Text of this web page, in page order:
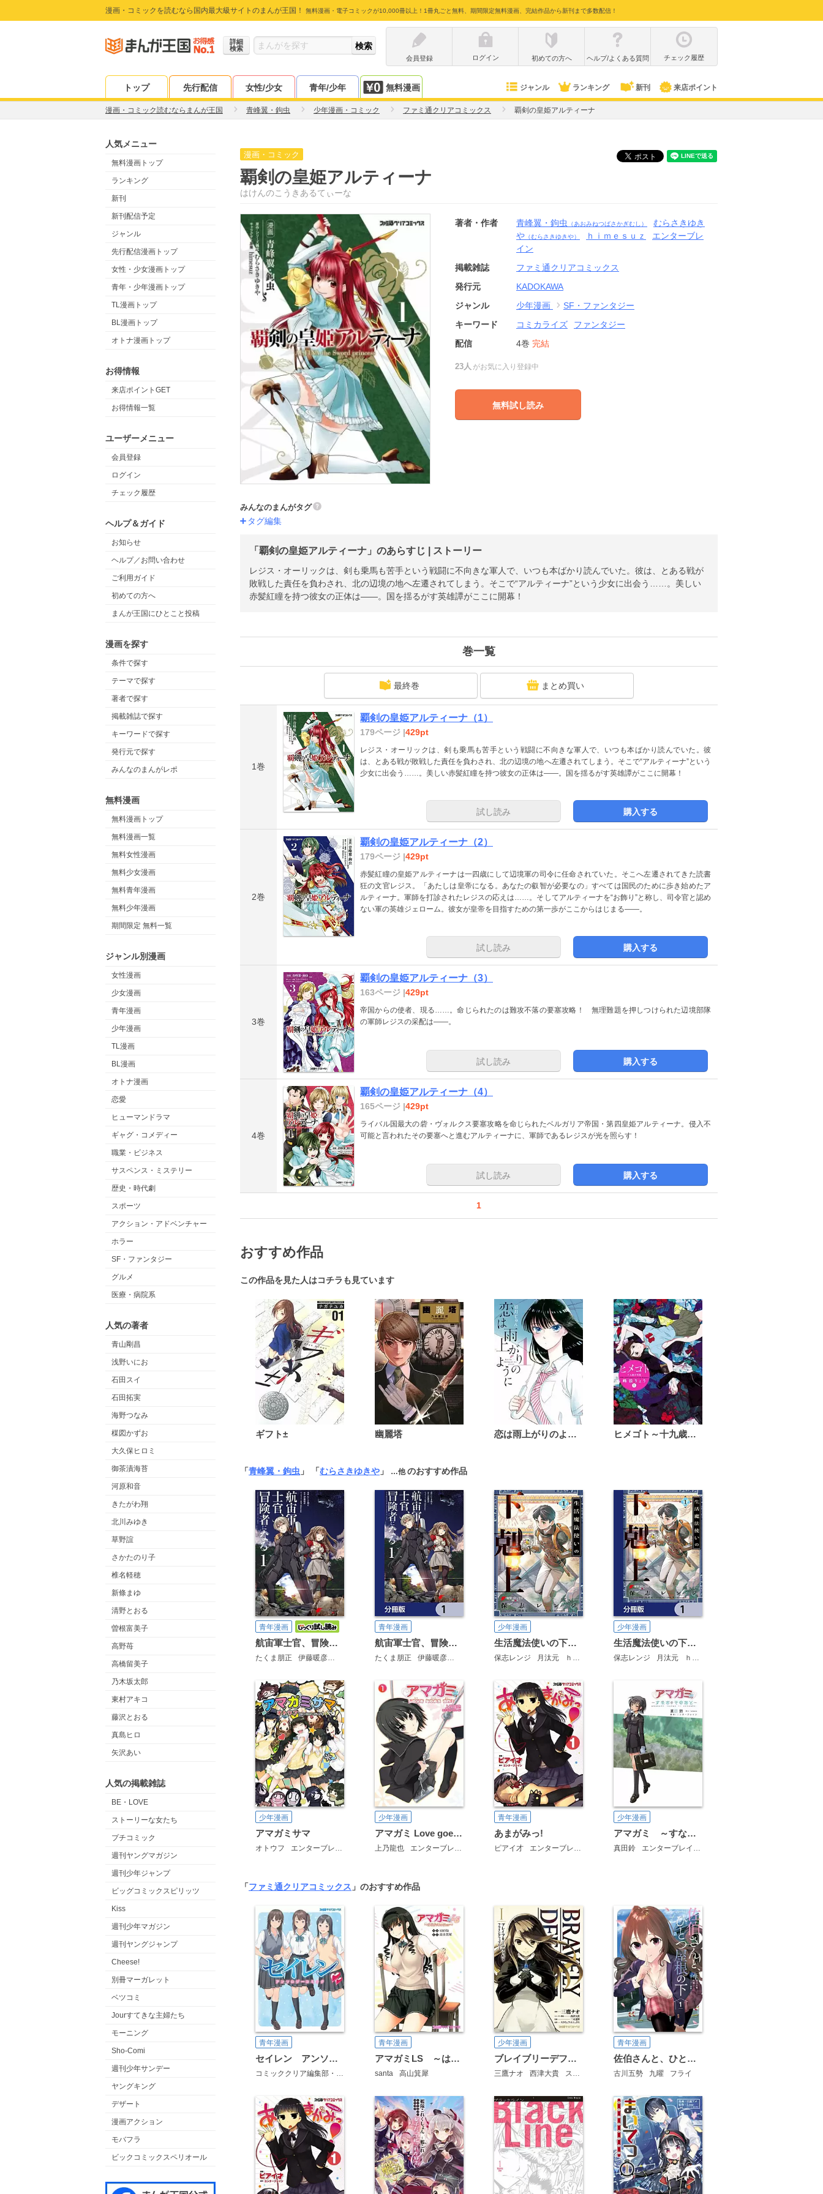
漫画・コミックを読むなら国内最大級サイトのまんが王国！ 無料漫画・電子コミックが10,000冊以上！1冊丸ごと無料、期間限定無料漫画、完結作品から新刊まで多数配信！
詳細
検索
会員登録
ログイン 初めての方へ ヘルプ/よくある質問 チェック履歴
トップ 先行配信 女性/少女 青年/少年 無料漫画 ジャンル ランキング 新刊 来店ポイント
漫画・コミック読むならまんが王国 青峰翼・鉤虫 少年漫画・コミック ファミ通クリアコミックス 覇剣の皇姫アルティーナ
人気メニュー
無料漫画トップ
ランキング
新刊
新刊配信予定
ジャンル
先行配信漫画トップ
女性・少女漫画トップ
青年・少年漫画トップ
TL漫画トップ
BL漫画トップ
オトナ漫画トップ
お得情報
来店ポイントGET
お得情報一覧
ユーザーメニュー
会員登録
ログイン
チェック履歴
ヘルプ＆ガイド
お知らせ
ヘルプ／お問い合わせ
ご利用ガイド
初めての方へ
まんが王国にひとこと投稿
漫画を探す
条件で探す
テーマで探す
著者で探す
掲載雑誌で探す
キーワードで探す
発行元で探す
みんなのまんがレポ
無料漫画
無料漫画トップ
無料漫画一覧
無料女性漫画
無料少女漫画
無料青年漫画
無料少年漫画
期間限定 無料一覧
ジャンル別漫画
女性漫画
少女漫画
青年漫画
少年漫画
TL漫画
BL漫画
オトナ漫画
恋愛
ヒューマンドラマ
ギャグ・コメディー
職業・ビジネス
サスペンス・ミステリー
歴史・時代劇
スポーツ
アクション・アドベンチャー
ホラー
SF・ファンタジー
グルメ
医療・病院系
人気の著者
青山剛昌
浅野いにお
石田スイ
石田拓実
海野つなみ
楳図かずお
大久保ヒロミ
御茶漬海苔
河原和音
きたがわ翔
北川みゆき
草野誼
さかたのり子
椎名軽穂
新條まゆ
清野とおる
曽根富美子
高野苺
高橋留美子
乃木坂太郎
東村アキコ
藤沢とおる
真島ヒロ
矢沢あい
人気の掲載雑誌
BE・LOVE
ストーリーな女たち
プチコミック
週刊ヤングマガジン
週刊少年ジャンプ
ビッグコミックスピリッツ
Kiss
週刊少年マガジン
週刊ヤングジャンプ
Cheese!
別冊マーガレット
ベツコミ
Jourすてきな主婦たち
モーニング
Sho-Comi
週刊少年サンデー
ヤングキング
デザート
漫画アクション
モバフラ
ビックコミックスペリオール
漫画・コミック
覇剣の皇姫アルティーナ
はけんのこうきあるてぃーな
著者・作者 青峰翼・鉤虫 （あおみねつばさかぎむし）
むらさきゆき
や （むらさきゆきや） ｈｉｍｅｓｕｚ
エンターブレ
イン
掲載雑誌
ファミ通クリアコミックス
発行元
KADOKAWA
ジャンル
少年漫画
SF・ファンタジー
キーワード
コミカライズ
ファンタジー
配信
4巻 完結
23人 がお気に入り登録中
無料試し読み
みんなのまんがタグ
タグ編集
「覇剣の皇姫アルティーナ」のあらすじ | ストーリー
レジス・オーリックは、剣も乗馬も苦手という戦闘に不向きな軍人で、いつも本ばかり読んでいた。彼は、とある戦が
敗戦した責任を負わされ、北の辺境の地へ左遷されてしまう。そこで“アルティーナ”という少女に出会う……。美しい
赤髪紅瞳を持つ彼女の正体は――。国を揺るがす英雄譚がここに開幕！
巻一覧
最終巻 まとめ買い
1巻
覇剣の皇姫アルティーナ（1）
179ページ |429pt
レジス・オーリックは、剣も乗馬も苦手という戦闘に不向きな軍人で、いつも本ばかり読んでいた。彼
は、とある戦が敗戦した責任を負わされ、北の辺境の地へ左遷されてしまう。そこで“アルティーナ”という
少女に出会う……。美しい赤髪紅瞳を持つ彼女の正体は――。国を揺るがす英雄譚がここに開幕！
試し読み 購入する
2巻
覇剣の皇姫アルティーナ（2）
179ページ |429pt
赤髪紅瞳の皇姫アルティーナは一四歳にして辺境軍の司令に任命されていた。そこへ左遷されてきた読書
狂の文官レジス。「あたしは皇帝になる。あなたの叡智が必要なの」すべては国民のために歩き始めたア
ルティーナ。軍師を打診されたレジスの応えは……。そしてアルティーナを“お飾り”と称し、司令官と認め
ない軍の英雄ジェローム。彼女が皇帝を目指すための第一歩がここからはじまる――。
試し読み 購入する
3巻
覇剣の皇姫アルティーナ（3）
163ページ |429pt
帝国からの使者、現る……。命じられたのは難攻不落の要塞攻略！ 無理難題を押しつけられた辺境部隊
の軍師レジスの采配は――。
試し読み 購入する
4巻
覇剣の皇姫アルティーナ（4）
165ページ |429pt
ライバル国最大の砦・ヴォルクス要塞攻略を命じられたベルガリア帝国・第四皇姫アルティーナ。侵入不
可能と言われたその要塞へと進むアルティーナに、軍師であるレジスが光を照らす！
試し読み 購入する
1
おすすめ作品
この作品を見た人はコチラも見ています
ギフト± 幽麗塔 恋は雨上がりのように ヒメゴト～十九歳の制服～
「青峰翼・鉤虫 」 「むらさきゆきや 」 …他のおすすめ作品
青年漫画
航宙軍士官、冒険者になる
たくま朋正 伊藤暖彦 ｈｉｍｅｓｕｚ
青年漫画
航宙軍士官、冒険者になる【分冊版】
たくま朋正 伊藤暖彦 ｈｉｍｅｓｕｚ
少年漫画
生活魔法使いの下剋上
保志レンジ 月汰元 ｈｉｍｅｓｕｚ
少年漫画
生活魔法使いの下剋上【分冊版】
保志レンジ 月汰元 ｈｉｍｅｓｕｚ
少年漫画
アマガミサマ
オトウフ エンターブレイン
少年漫画
アマガミ Love goes on！
上乃龍也 エンターブレイン
青年漫画
あまがみっ!
ピアイ才 エンターブレイン
少年漫画
アマガミ ～すなおのそのあと～
真田鈴 エンターブレイン
「ファミ通クリアコミックス 」のおすすめ作品
青年漫画
セイレン アンソロジーコミック
コミッククリア編集部・編
青年漫画
アマガミLS ～はるかAnother～
santa 高山箕犀
少年漫画
ブレイブリーデフォルト フライングフェアリー
三鷹ナオ 西津大貴 スクウェア・エニックス
青年漫画
佐伯さんと、ひとつ屋根の下 I'll have Sherbet！
古川五勢 九曜 フライ